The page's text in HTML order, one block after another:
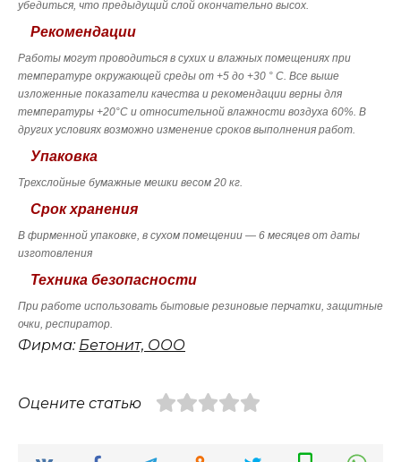
убедиться, что предыдущий слой окончательно высох.
Рекомендации
Работы могут проводиться в сухих и влажных помещениях при
температуре окружающей среды от +5 до +30 ° С. Все выше
изложенные показатели качества и рекомендации верны для
температуры +20°С и относительной влажности воздуха 60%. В
других условиях возможно изменение сроков выполнения работ.
Упаковка
Трехслойные бумажные мешки весом 20 кг.
Срок хранения
В фирменной упаковке, в сухом помещении — 6 месяцев от даты
изготовления
Техника безопасности
При работе использовать бытовые резиновые перчатки, защитные
очки, респиратор.
Фирма: Бетонит, ООО
Оцените статью